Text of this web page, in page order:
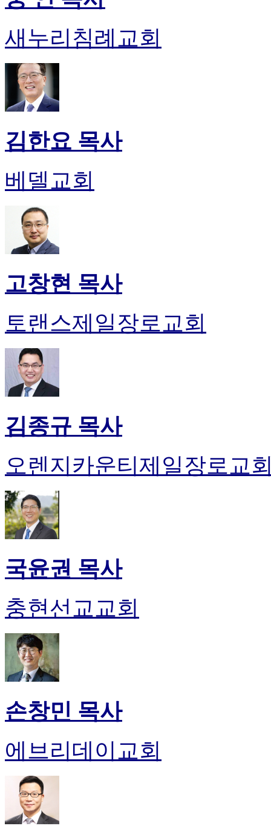
기
프
진
후
비
아
터
웹
진
기
미
약
미
시
간
출
새누리침례교회
김한요 목사
베델교회
고창현 목사
토랜스제일장로교회
김종규 목사
오렌지카운티제일장로교
국윤권 목사
충현선교교회
손창민 목사
에브리데이교회